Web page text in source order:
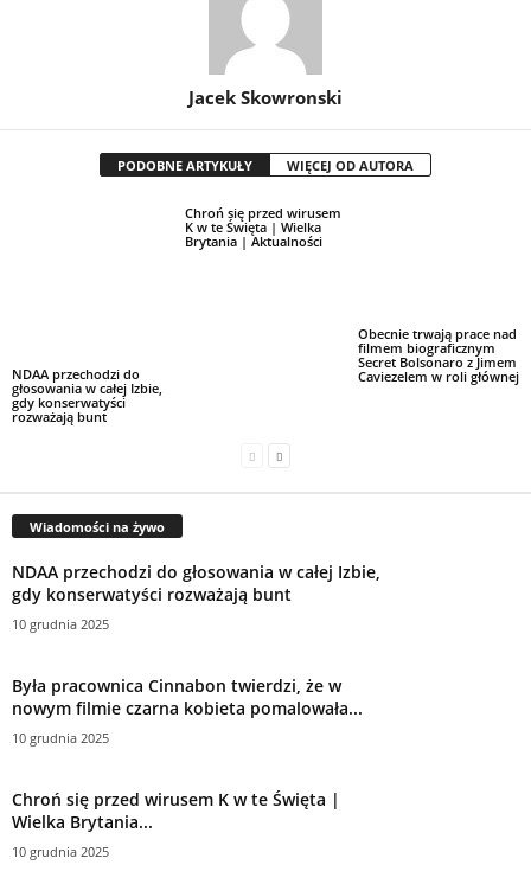
Jacek Skowronski
PODOBNE ARTYKUŁY WIĘCEJ OD AUTORA
NDAA przechodzi do
głosowania w całej Izbie,
gdy konserwatyści
rozważają bunt
Chroń się przed wirusem
K w te Święta | Wielka
Brytania | Aktualności
Obecnie trwają prace nad
filmem biograficznym
Secret Bolsonaro z Jimem
Caviezelem w roli głównej
Wiadomości na żywo
NDAA przechodzi do głosowania w całej Izbie,
gdy konserwatyści rozważają bunt
10 grudnia 2025
Była pracownica Cinnabon twierdzi, że w
nowym filmie czarna kobieta pomalowała...
10 grudnia 2025
Chroń się przed wirusem K w te Święta |
Wielka Brytania...
10 grudnia 2025